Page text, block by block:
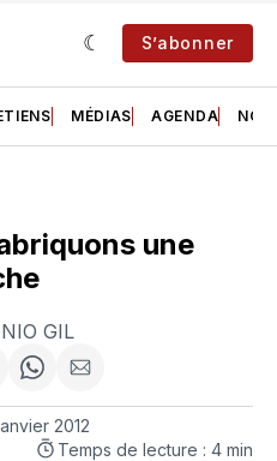
S’abonner
MÉDIAS AGENDA NOS
une
GIL
Share
on
WhatsApp
Partager
par
courriel
2012
Temps de lecture : 4 min